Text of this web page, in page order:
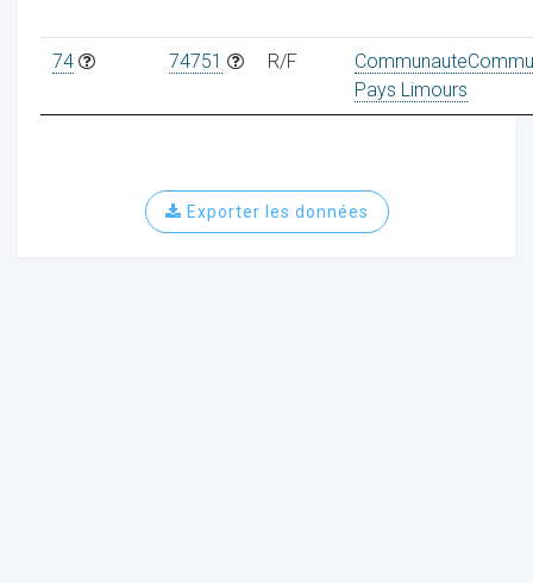
74 74751 R/F
Pays Limours
Exporter les données